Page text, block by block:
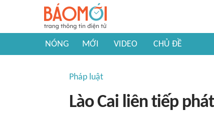
NÓNG MỚI VIDEO CHỦ ĐỀ
Pháp luật
Lào Cai liên tiếp